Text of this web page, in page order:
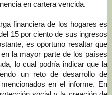
en cartera vencida.
financiera de los hogares es
15 por ciento de sus ingresos
es oportuno resaltar que
la mayor parte de los países
lo cual podría indicar que la
un reto de desarrollo de
en el informe. En